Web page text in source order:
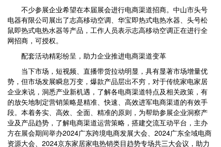
不少参展企业希望在本届展会进行电商渠道招商。中山市头号
电器有限公司展出了志高移动空调、华宝即热式电热水器、头号松
鼠即热式电热水器等产品，工作人员表示志高移动空调正在进行全
网招商，可授权。
配套活动精彩纷呈，助力企业推进电商渠道变革
当下市场，短视频、直播带货拉动明显，具有显著市场增量优
势，但市场发展瞬息万变，爆款产品层出不穷，对于传统家电家居
企业来说，洞悉产业新机遇，了解各电商渠道特点及相关政策，有
的放矢地制定营销策略是精准、快速、高效进军电商渠道的有效手
段。本着务实、高效、全面、精准的原则，为帮助参展企业洞察产
业及产品趋势，了解电商渠道运营策略，搭建交流互动平台，主办
方在展会期间举办2024广东跨境电商发展大会、2024广东全域电商
资源大会、2024京东家居家电热销类目趋势专场共三大会议，助力